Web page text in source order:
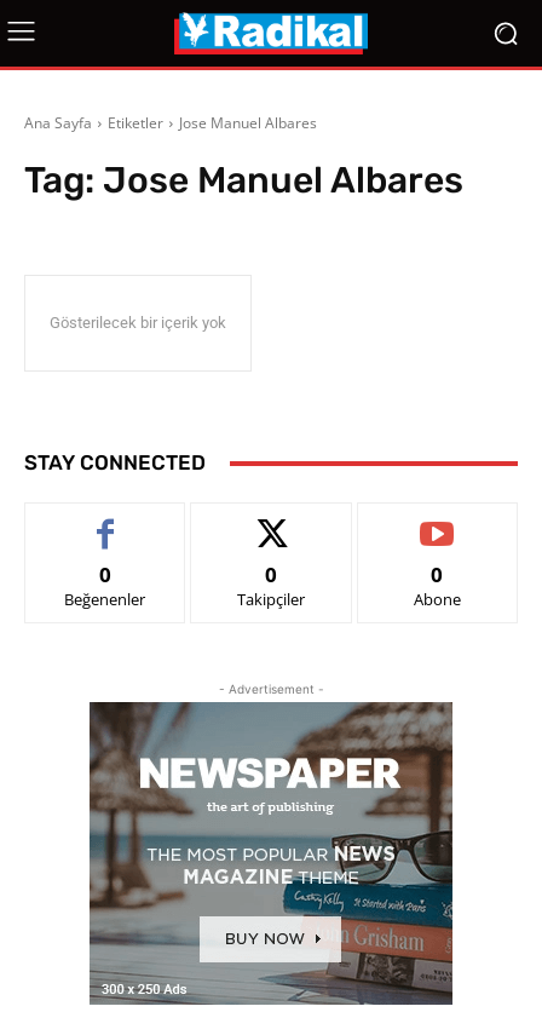
Ana Sayfa Etiketler Jose Manuel Albares
Tag: Jose Manuel Albares
Gösterilecek bir içerik yok
STAY CONNECTED
0
Beğenenler
0
Takipçiler
0
Abone
- Advertisement -